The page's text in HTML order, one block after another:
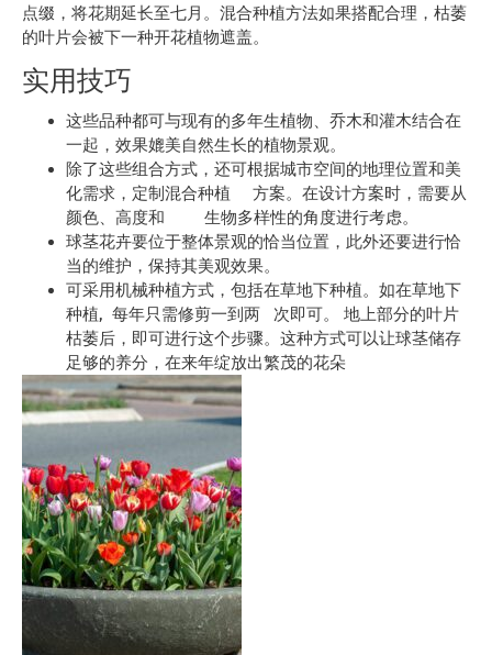
点缀，将花期延长至七月。混合种植方法如果搭配合理，枯萎
的叶片会被下一种开花植物遮盖。
实用技巧
这些品种都可与现有的多年生植物、乔木和灌木结合在
一起，效果媲美自然生长的植物景观。
除了这些组合方式，还可根据城市空间的地理位置和美
化需求，定制混合种植 方案。在设计方案时，需要从
颜色、高度和 生物多样性的角度进行考虑。
球茎花卉要位于整体景观的恰当位置，此外还要进行恰
当的维护，保持其美观效果。
可采用机械种植方式，包括在草地下种植。如在草地下
种植, 每年只需修剪一到两 次即可。 地上部分的叶片
枯萎后，即可进行这个步骤。这种方式可以让球茎储存
足够的养分，在来年绽放出繁茂的花朵